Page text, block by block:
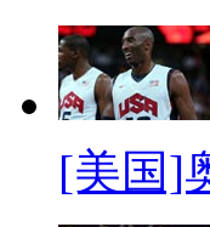
[美国]